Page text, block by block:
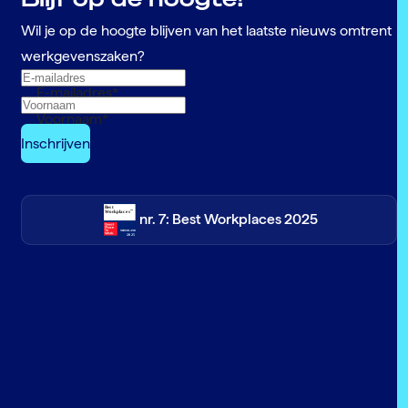
Wil je op de hoogte blijven van het laatste nieuws omtrent
werkgevenszaken?
E-mailadres*
Voornaam*
nr. 7: Best Workplaces 2025